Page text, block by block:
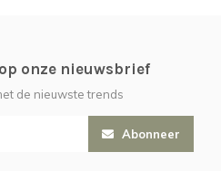
onze nieuwsbrief
de nieuwste trends
Abonneer